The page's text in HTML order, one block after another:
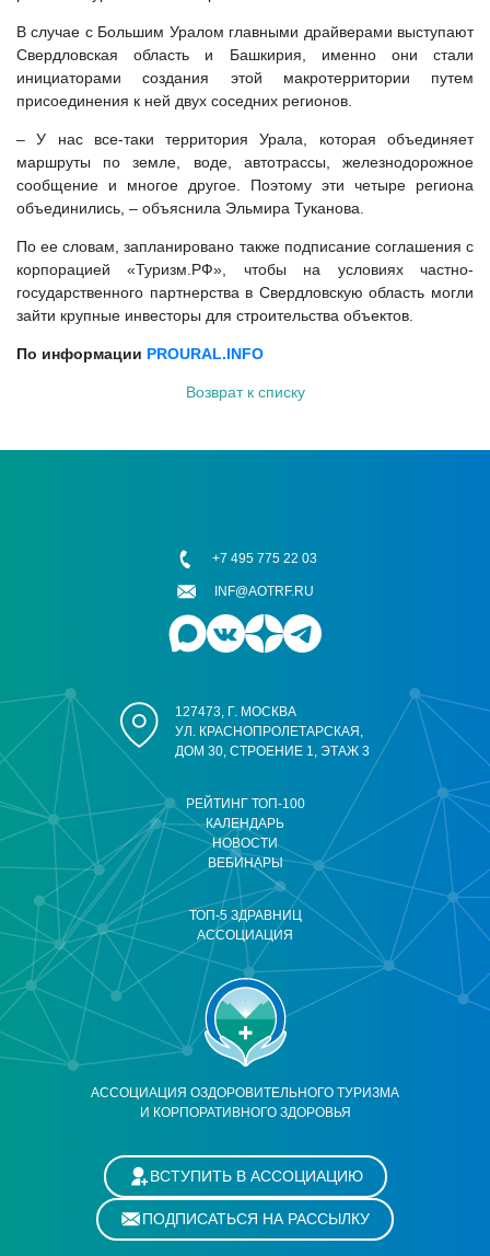
В случае с Большим Уралом главными драйверами выступают
Свердловская область и Башкирия, именно они стали
инициаторами создания этой макротерритории путем
присоединения к ней двух соседних регионов.
– У нас все-таки территория Урала, которая объединяет
маршруты по земле, воде, автотрассы, железнодорожное
сообщение и многое другое. Поэтому эти четыре региона
объединились, – объяснила Эльмира Туканова.
По ее словам, запланировано также подписание соглашения с
корпорацией «Туризм.РФ», чтобы на условиях частно-
государственного партнерства в Свердловскую область могли
зайти крупные инвесторы для строительства объектов.
По информации PROURAL.INFO
Возврат к списку
АССОЦИАЦИЯ ОЗДОРОВИТЕЛЬНОГО ТУРИЗМА
И КОРПОРАТИВНОГО ЗДОРОВЬЯ
РЕЙТИНГ ТОП-100
КАЛЕНДАРЬ
НОВОСТИ
ВЕБИНАРЫ
ТОП-5 ЗДРАВНИЦ
АССОЦИАЦИЯ
127473, Г. МОСКВА
УЛ. КРАСНОПРОЛЕТАРСКАЯ,
ДОМ 30, СТРОЕНИЕ 1, ЭТАЖ 3
+7 495 775 22 03
INF@AOTRF.RU
ВСТУПИТЬ В АССОЦИАЦИЮ
ПОДПИСАТЬСЯ НА РАССЫЛКУ